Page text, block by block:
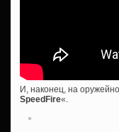
И, наконец, на
SpeedFire«.